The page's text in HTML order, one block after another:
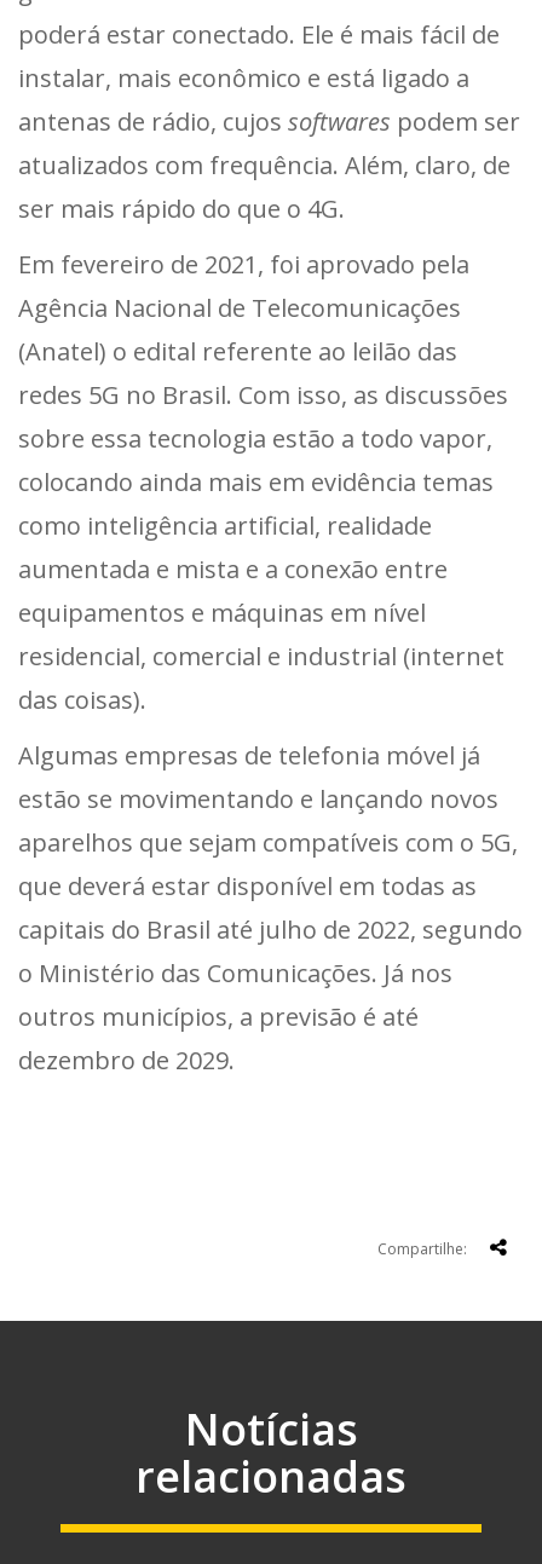
poderá estar conectado. Ele é mais fácil de
instalar, mais econômico e está ligado a
antenas de rádio, cujos softwares podem ser
atualizados com frequência. Além, claro, de
ser mais rápido do que o 4G.
Em fevereiro de 2021, foi aprovado pela
Agência Nacional de Telecomunicações
(Anatel) o edital referente ao leilão das
redes 5G no Brasil. Com isso, as discussões
sobre essa tecnologia estão a todo vapor,
colocando ainda mais em evidência temas
como inteligência artificial, realidade
aumentada e mista e a conexão entre
equipamentos e máquinas em nível
residencial, comercial e industrial (internet
das coisas).
Algumas empresas de telefonia móvel já
estão se movimentando e lançando novos
aparelhos que sejam compatíveis com o 5G,
que deverá estar disponível em todas as
capitais do Brasil até julho de 2022, segundo
o Ministério das Comunicações. Já nos
outros municípios, a previsão é até
dezembro de 2029.
Compartilhe:
Notícias
relacionadas